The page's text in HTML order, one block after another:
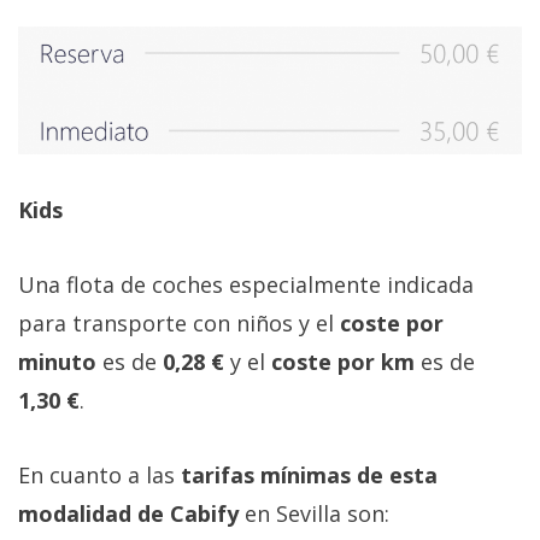
Kids
Una flota de coches especialmente indicada
para transporte con niños y el coste por
minuto es de 0,28 € y el coste por km es de
1,30 €.
En cuanto a las tarifas mínimas de esta
modalidad de Cabifyen Sevilla son: